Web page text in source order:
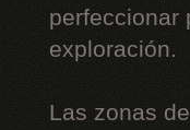
perfeccionar
exploración.
Las zonas